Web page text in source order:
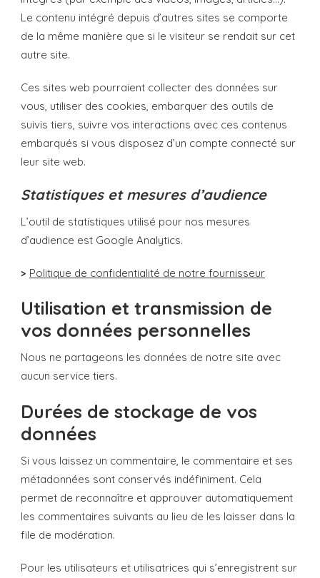
Le contenu intégré depuis d’autres sites se comporte
de la même manière que si le visiteur se rendait sur cet
autre site.
Ces sites web pourraient collecter des données sur
vous, utiliser des cookies, embarquer des outils de
suivis tiers, suivre vos interactions avec ces contenus
embarqués si vous disposez d’un compte connecté sur
leur site web.
Statistiques et mesures d’audience
L’outil de statistiques utilisé pour nos mesures
d’audience est Google Analytics.
> Politique de confidentialité de notre fournisseur
Utilisation et transmission de
vos données personnelles
Nous ne partageons les données de notre site avec
aucun service tiers.
Durées de stockage de vos
données
Si vous laissez un commentaire, le commentaire et ses
métadonnées sont conservés indéfiniment. Cela
permet de reconnaître et approuver automatiquement
les commentaires suivants au lieu de les laisser dans la
file de modération.
Pour les utilisateurs et utilisatrices qui s’enregistrent sur